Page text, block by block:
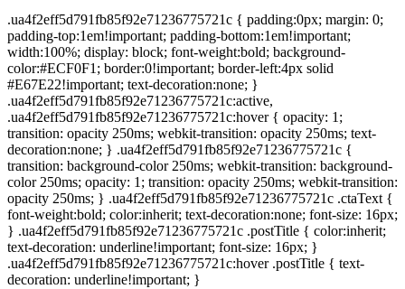
.ua4f2eff5d791fb85f92e71236775721c { padding:0px; margin: 0;
padding-top:1em!important; padding-bottom:1em!important;
width:100%; display: block; font-weight:bold; background-
color:#ECF0F1; border:0!important; border-left:4px solid
#E67E22!important; text-decoration:none; }
.ua4f2eff5d791fb85f92e71236775721c:active,
.ua4f2eff5d791fb85f92e71236775721c:hover { opacity: 1;
transition: opacity 250ms; webkit-transition: opacity 250ms; text-
decoration:none; } .ua4f2eff5d791fb85f92e71236775721c {
transition: background-color 250ms; webkit-transition: background-
color 250ms; opacity: 1; transition: opacity 250ms; webkit-transition:
opacity 250ms; } .ua4f2eff5d791fb85f92e71236775721c .ctaText {
font-weight:bold; color:inherit; text-decoration:none; font-size: 16px;
} .ua4f2eff5d791fb85f92e71236775721c .postTitle { color:inherit;
text-decoration: underline!important; font-size: 16px; }
.ua4f2eff5d791fb85f92e71236775721c:hover .postTitle { text-
decoration: underline!important; }